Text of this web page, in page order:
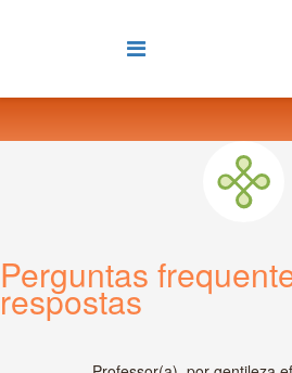
Perguntas
respostas